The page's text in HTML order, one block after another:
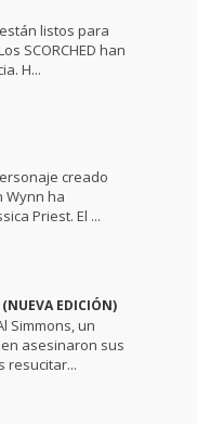
listos para
SCORCHED han
H...
creado
Wynn ha
Priest. El ...
EDICIÓN)
Simmons, un
asesinaron sus
resucitar...